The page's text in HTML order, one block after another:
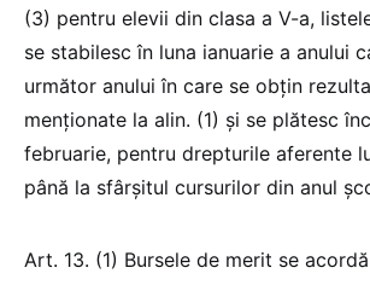
(3) pentru elevii din clasa a V-a,
se stabilesc în luna ianuarie a anului
următor anului în care se obţin
menţionate la alin. (1) şi se plătesc
februarie, pentru drepturile aferente
până la sfârşitul cursurilor din anul
Art. 13. (1) Bursele de merit se